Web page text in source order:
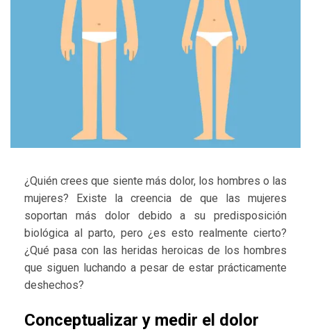
¿Quién crees que siente más dolor, los hombres o las
mujeres? Existe la creencia de que las mujeres
soportan más dolor debido a su predisposición
biológica al parto, pero ¿es esto realmente cierto?
¿Qué pasa con las heridas heroicas de los hombres
que siguen luchando a pesar de estar prácticamente
deshechos?
Conceptualizar y medir el dolor